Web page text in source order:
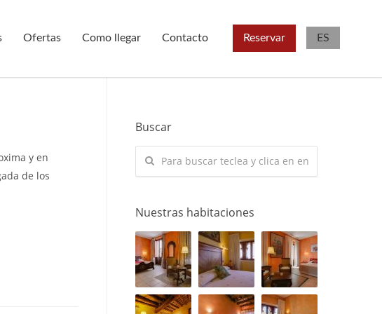
Ofertas Como llegar Contacto Reservar ES
y en
de los
Buscar
Nuestras habitaciones